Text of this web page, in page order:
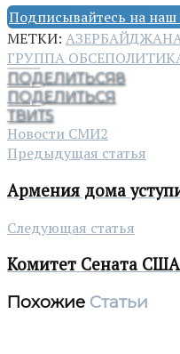
Подписывайтесь на наш
МЕТКИ: АЗЕРБАЙДЖАН
ГРУППА ОБСЕ
ПОДЕЛИТЬСЯ8
ПОДЕЛИТЬСЯ
ТВИТ5
Новости СМИ2
Предыдущая статья
Армения дома
Следующая статья
Комитет Сената
Похожие Статьи